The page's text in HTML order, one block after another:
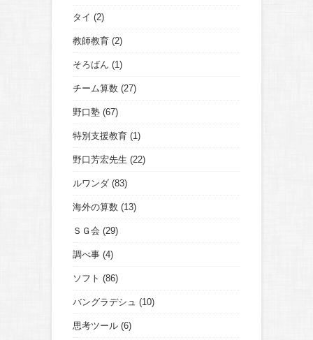
タイ (2)
教師教育 (2)
そろばん (1)
チーム算数 (27)
野口塾 (67)
特別支援教育 (1)
野口芳宏先生 (22)
ルワンダ (83)
海外の算数 (13)
ＳＧ会 (29)
調べ事 (4)
ソフト (86)
バングラデシュ (10)
思考ツール (6)